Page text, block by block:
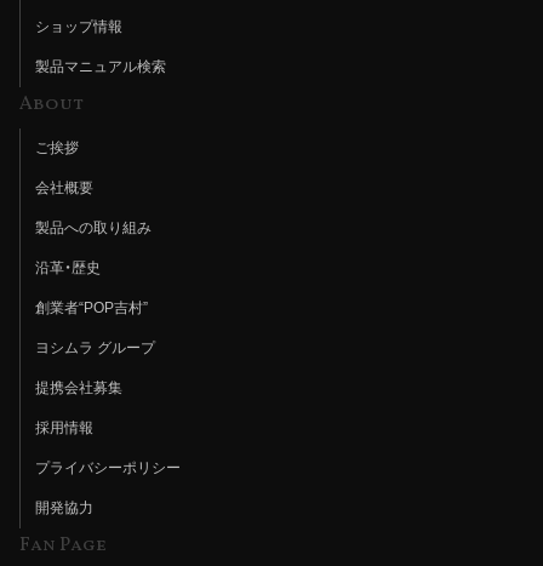
ショップ情報
製品マニュアル検索
About
ご挨拶
会社概要
製品への取り組み
沿革・歴史
創業者“POP吉村”
ヨシムラ グループ
提携会社募集
採用情報
プライバシーポリシー
開発協力
Fan Page